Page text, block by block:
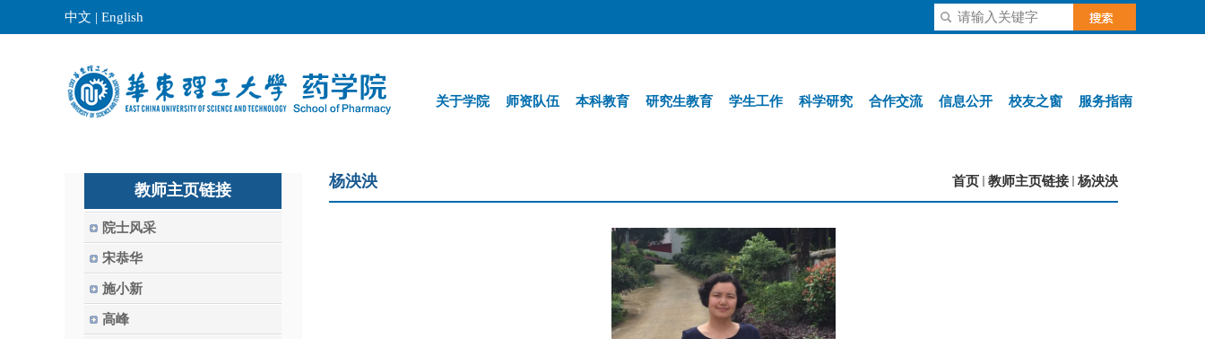
中文 | English
关于学院 师资队伍 本科教育 研究生教育 学生工作 科学研究 合作交流 信息公开 校友之窗 服务指南
教师主页链接
院士风采
宋恭华
施小新
高峰
杨泱泱 首页 教师主页链接 杨泱泱